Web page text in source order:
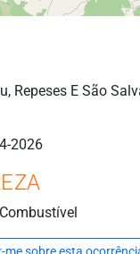
Repeses E São
2026